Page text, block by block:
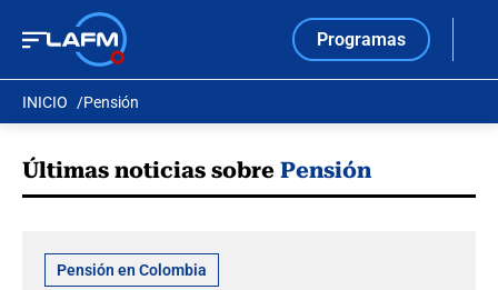
Programas
INICIO Pensión
Últimas noticias sobre Pensión
Pensión en Colombia